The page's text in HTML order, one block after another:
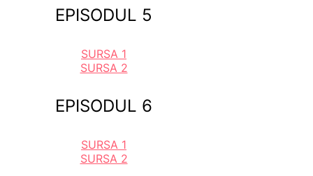
EPISODUL 5
SURSA 1
SURSA 2
EPISODUL 6
SURSA 1
SURSA 2